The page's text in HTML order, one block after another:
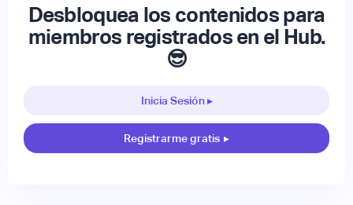
Desbloquea los contenidos para
miembros registrados en el Hub.
😎
Inicia Sesión ▸
Registrarme gratis ▸